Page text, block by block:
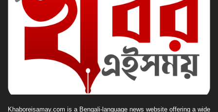
Khaboreisamay.com is a Bengali-language news website offering a wide